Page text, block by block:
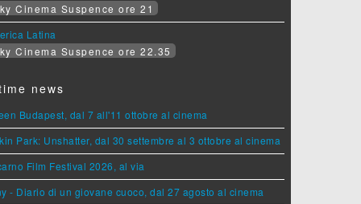
Cinema Suspence ore 21
Latina
Cinema Suspence ore 22.35
news
Budapest, dal 7 all'11 ottobre al cinema
Park: Unshatter, dal 30 settembre al 3 ottobre al cinema
Film Festival 2026, al via
- Diario di un giovane cuoco, dal 27 agosto al cinema